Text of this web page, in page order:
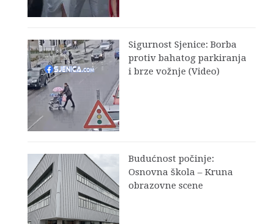
Sigurnost Sjenice: Borba
protiv bahatog parkiranja
i brze vožnje (Video)
Budućnost počinje:
Osnovna škola – Kruna
obrazovne scene